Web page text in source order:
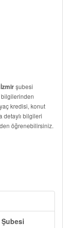
şubesi
kredisi, konut
detaylı bilgileri
öğrenebilirsiniz.